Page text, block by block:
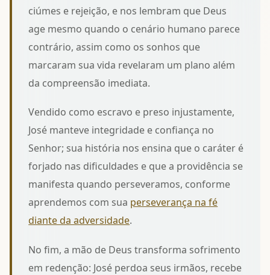
ciúmes e rejeição, e nos lembram que Deus
age mesmo quando o cenário humano parece
contrário, assim como os sonhos que
marcaram sua vida revelaram um plano além
da compreensão imediata.
Vendido como escravo e preso injustamente,
José manteve integridade e confiança no
Senhor; sua história nos ensina que o caráter é
forjado nas dificuldades e que a providência se
manifesta quando perseveramos, conforme
aprendemos com sua perseverança na fé
diante da adversidade.
No fim, a mão de Deus transforma sofrimento
em redenção: José perdoa seus irmãos, recebe